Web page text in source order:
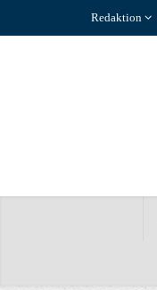
Redaktion